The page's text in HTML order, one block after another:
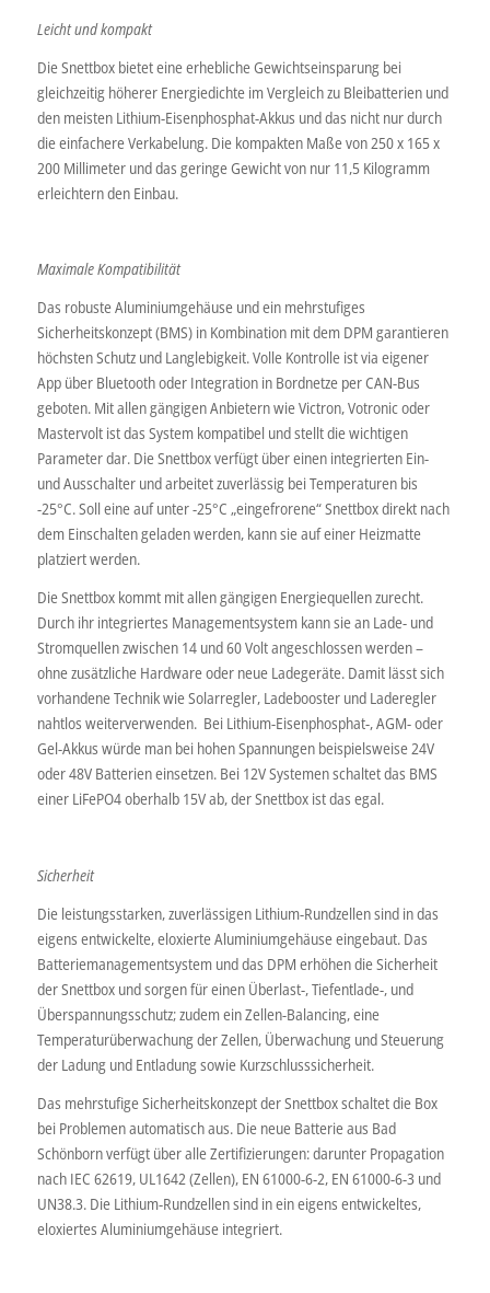
Leicht und kompakt
Die Snettbox bietet eine erhebliche Gewichtseinsparung bei
gleichzeitig höherer Energiedichte im Vergleich zu Bleibatterien und
den meisten Lithium-Eisenphosphat-Akkus und das nicht nur durch
die einfachere Verkabelung. Die kompakten Maße von 250 x 165 x
200 Millimeter und das geringe Gewicht von nur 11,5 Kilogramm
erleichtern den Einbau.
Maximale Kompatibilität
Das robuste Aluminiumgehäuse und ein mehrstufiges
Sicherheitskonzept (BMS) in Kombination mit dem DPM garantieren
höchsten Schutz und Langlebigkeit. Volle Kontrolle ist via eigener
App über Bluetooth oder Integration in Bordnetze per CAN-Bus
geboten. Mit allen gängigen Anbietern wie Victron, Votronic oder
Mastervolt ist das System kompatibel und stellt die wichtigen
Parameter dar. Die Snettbox verfügt über einen integrierten Ein-
und Ausschalter und arbeitet zuverlässig bei Temperaturen bis
-25°C. Soll eine auf unter -25°C „eingefrorene“ Snettbox direkt nach
dem Einschalten geladen werden, kann sie auf einer Heizmatte
platziert werden.
Die Snettbox kommt mit allen gängigen Energiequellen zurecht.
Durch ihr integriertes Managementsystem kann sie an Lade- und
Stromquellen zwischen 14 und 60 Volt angeschlossen werden –
ohne zusätzliche Hardware oder neue Ladegeräte. Damit lässt sich
vorhandene Technik wie Solarregler, Ladebooster und Laderegler
nahtlos weiterverwenden. Bei Lithium-Eisenphosphat-, AGM- oder
Gel-Akkus würde man bei hohen Spannungen beispielsweise 24V
oder 48V Batterien einsetzen. Bei 12V Systemen schaltet das BMS
einer LiFePO4 oberhalb 15V ab, der Snettbox ist das egal.
Sicherheit
Die leistungsstarken, zuverlässigen Lithium-Rundzellen sind in das
eigens entwickelte, eloxierte Aluminiumgehäuse eingebaut. Das
Batteriemanagementsystem und das DPM erhöhen die Sicherheit
der Snettbox und sorgen für einen Überlast-, Tiefentlade-, und
Überspannungsschutz; zudem ein Zellen-Balancing, eine
Temperaturüberwachung der Zellen, Überwachung und Steuerung
der Ladung und Entladung sowie Kurzschlusssicherheit.
Das mehrstufige Sicherheitskonzept der Snettbox schaltet die Box
bei Problemen automatisch aus. Die neue Batterie aus Bad
Schönborn verfügt über alle Zertifizierungen: darunter Propagation
nach IEC 62619, UL1642 (Zellen), EN 61000-6-2, EN 61000-6-3 und
UN38.3. Die Lithium-Rundzellen sind in ein eigens entwickeltes,
eloxiertes Aluminiumgehäuse integriert.